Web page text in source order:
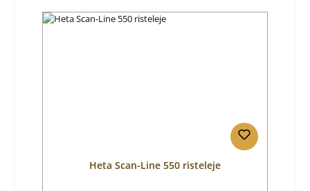
Heta Scan-Line 550 risteleje